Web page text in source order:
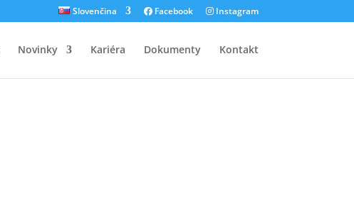
Slovenčina Facebook Instagram
Novinky Kariéra Dokumenty Kontakt